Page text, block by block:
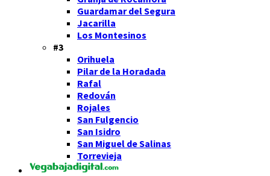
Guardamar del Segura
Jacarilla
Los Montesinos
#3
Orihuela
Pilar de la Horadada
Rafal
Redován
Rojales
San Fulgencio
San Isidro
San Miguel de Salinas
Torrevieja